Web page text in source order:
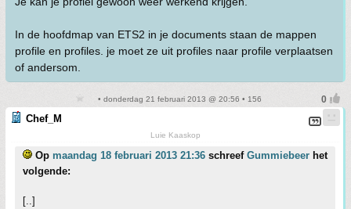
In de hoofdmap van ETS2 in je documents staan de mappen
profile en profiles. je moet ze uit profiles naar profile verplaatsen
of andersom.
• donderdag 21 februari 2013 @ 20:56 • 156
Chef_M
Luie Kaaskop
Op maandag 18 februari 2013 21:36 schreef Gummiebeer het
volgende:
[..]